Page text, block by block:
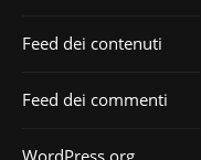
Feed dei contenuti
Feed dei commenti